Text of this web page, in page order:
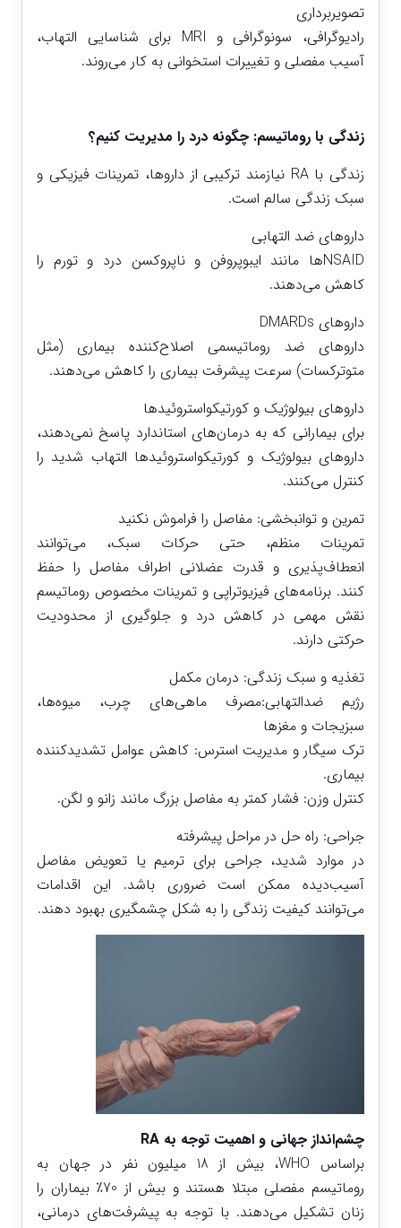
تصویربرداری
رادیوگرافی، سونوگرافی و MRI برای شناسایی التهاب،
آسیب مفصلی و تغییرات استخوانی به کار می‌روند.
زندگی با روماتیسم: چگونه درد را مدیریت کنیم؟
زندگی با RA نیازمند ترکیبی از داروها، تمرینات فیزیکی و
سبک زندگی سالم است.
داروهای ضد التهابی
NSAIDها مانند ایبوپروفن و ناپروکسن درد و تورم را
کاهش می‌دهند.
داروهای DMARDs
داروهای ضد روماتیسمی اصلاح‌کننده بیماری (مثل
متوترکسات) سرعت پیشرفت بیماری را کاهش می‌دهند.
داروهای بیولوژیک و کورتیکواستروئیدها
برای بیمارانی که به درمان‌های استاندارد پاسخ نمی‌دهند،
داروهای بیولوژیک و کورتیکواستروئیدها التهاب شدید را
کنترل می‌کنند.
تمرین و توانبخشی: مفاصل را فراموش نکنید
تمرینات منظم، حتی حرکات سبک، می‌توانند
انعطاف‌پذیری و قدرت عضلانی اطراف مفاصل را حفظ
کنند. برنامه‌های فیزیوتراپی و تمرینات مخصوص روماتیسم
نقش مهمی در کاهش درد و جلوگیری از محدودیت
حرکتی دارند.
تغذیه و سبک زندگی: درمان مکمل
رژیم ضدالتهابی:مصرف ماهی‌های چرب، میوه‌ها،
سبزیجات و مغزها
ترک سیگار و مدیریت استرس: کاهش عوامل تشدیدکننده
بیماری.
کنترل وزن: فشار کمتر به مفاصل بزرگ مانند زانو و لگن.
جراحی: راه حل در مراحل پیشرفته
در موارد شدید، جراحی برای ترمیم یا تعویض مفاصل
آسیب‌دیده ممکن است ضروری باشد. این اقدامات
می‌توانند کیفیت زندگی را به شکل چشمگیری بهبود دهند.
چشم‌انداز جهانی و اهمیت توجه به RA
براساس WHO، بیش از 18 میلیون نفر در جهان به
روماتیسم مفصلی مبتلا هستند و بیش از 70٪ بیماران را
زنان تشکیل می‌دهند. با توجه به پیشرفت‌های درمانی،